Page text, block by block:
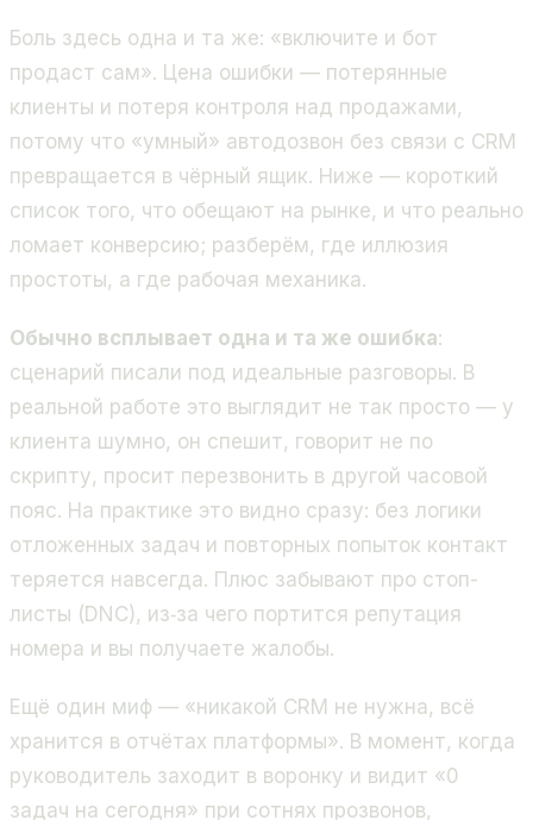
Боль здесь одна и та же: «включите и бот
продаст сам». Цена ошибки — потерянные
клиенты и потеря контроля над продажами,
потому что «умный» автодозвон без связи с CRM
превращается в чёрный ящик. Ниже — короткий
список того, что обещают на рынке, и что реально
ломает конверсию; разберём, где иллюзия
простоты, а где рабочая механика.
Обычно всплывает одна и та же ошибка:
сценарий писали под идеальные разговоры. В
реальной работе это выглядит не так просто — у
клиента шумно, он спешит, говорит не по
скрипту, просит перезвонить в другой часовой
пояс. На практике это видно сразу: без логики
отложенных задач и повторных попыток контакт
теряется навсегда. Плюс забывают про стоп-
листы (DNC), из‑за чего портится репутация
номера и вы получаете жалобы.
Ещё один миф — «никакой CRM не нужна, всё
хранится в отчётах платформы». В момент, когда
руководитель заходит в воронку и видит «0
задач на сегодня» при сотнях прозвонов,